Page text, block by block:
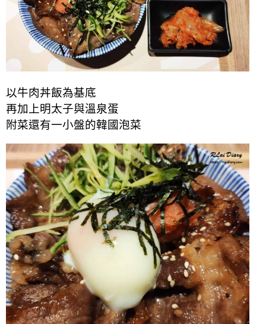
以牛肉丼飯為基底
再加上明太子與溫泉蛋
附菜還有一小盤的韓國泡菜